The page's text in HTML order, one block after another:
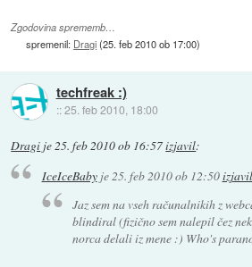
Zgodovina sprememb…
spremenil: Dragi(25. feb 2010 ob 17:00)
techfreak :)
::25. feb 2010, 18:00
Dragi je25. feb 2010 ob 16:57izjavil:
IceIceBabyje 25. feb 2010 ob 12:50izjavil
Jaz sem na vseh računalnikih z
blindiral (fizično sem nalepil čez
norca delali iz mene :) Who's